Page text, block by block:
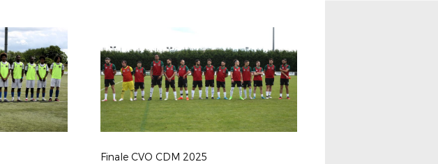
Finale CVO CDM 2025